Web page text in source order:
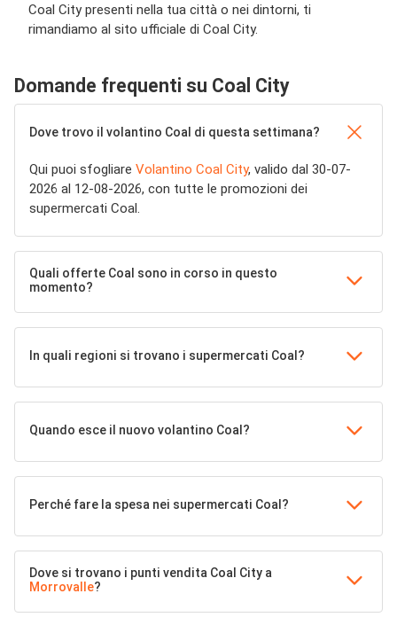
Coal City presenti nella tua città o nei dintorni, ti
rimandiamo al sito ufficiale di Coal City.
Domande frequenti su Coal City
Dove trovo il volantino Coal di questa settimana?
Qui puoi sfogliare Volantino Coal City, valido dal 30-07-
2026 al 12-08-2026, con tutte le promozioni dei
supermercati Coal.
Quali offerte Coal sono in corso in questo
momento?
In quali regioni si trovano i supermercati Coal?
Quando esce il nuovo volantino Coal?
Perché fare la spesa nei supermercati Coal?
Dove si trovano i punti vendita Coal City a
Morrovalle?